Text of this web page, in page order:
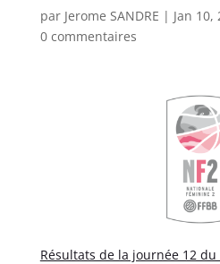
par Jerome SANDRE | Jan 10,
0 commentaires
Résultats de la journée 12